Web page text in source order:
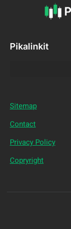
Pikalinkit
Sitemap
Contact
Privacy Policy
Copryright